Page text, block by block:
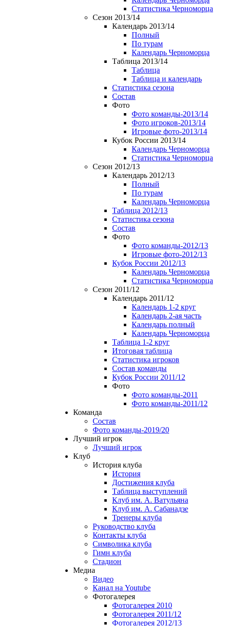
Статистика Черноморца
Сезон 2013/14
Календарь 2013/14
Полный
По турам
Календарь Черноморца
Таблица 2013/14
Таблица
Таблица и календарь
Статистика сезона
Состав
Фото
Фото команды-2013/14
Фото игроков-2013/14
Игровые фото-2013/14
Кубок России 2013/14
Календарь Черноморца
Статистика Черноморца
Сезон 2012/13
Календарь 2012/13
Полный
По турам
Календарь Черноморца
Таблица 2012/13
Статистика сезона
Состав
Фото
Фото команды-2012/13
Игровые фото-2012/13
Кубок России 2012/13
Календарь Черноморца
Статистика Черноморца
Сезон 2011/12
Календарь 2011/12
Календарь 1-2 круг
Календарь 2-ая часть
Календарь полный
Календарь Черноморца
Таблица 1-2 круг
Итоговая таблица
Статистика игроков
Состав команды
Кубок России 2011/12
Фото
Фото команды-2011
Фото команды-2011/12
Команда
Состав
Фото команды-2019/20
Лучший игрок
Лучший игрок
Клуб
История клуба
История
Достижения клуба
Таблица выступлений
Клуб им. А. Ватульяна
Клуб им. А. Сабанадзе
Тренеры клуба
Руководство клуба
Контакты клуба
Символика клуба
Гимн клуба
Стадион
Медиа
Видео
Канал на Youtube
Фотогалерея
Фотогалерея 2010
Фотогалерея 2011/12
Фотогалерея 2012/13